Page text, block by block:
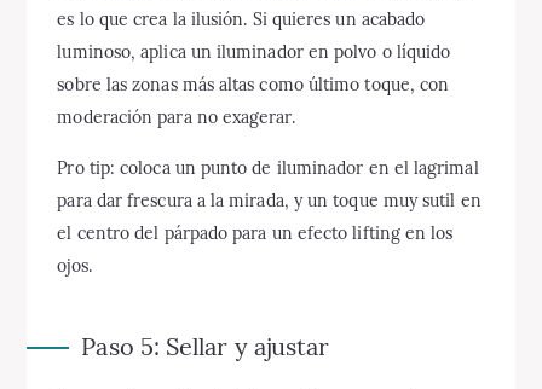
es lo que crea la ilusión. Si quieres un acabado
luminoso, aplica un iluminador en polvo o líquido
sobre las zonas más altas como último toque, con
moderación para no exagerar.
Pro tip: coloca un punto de iluminador en el lagrimal
para dar frescura a la mirada, y un toque muy sutil en
el centro del párpado para un efecto lifting en los
ojos.
Paso 5: Sellar y ajustar